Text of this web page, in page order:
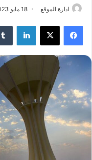
ادارة الموقع 18 مايو 2023
فيسبوك لينكدإن